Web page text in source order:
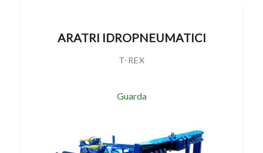
ARATRI IDROPNEUMATICI
T-REX
Guarda